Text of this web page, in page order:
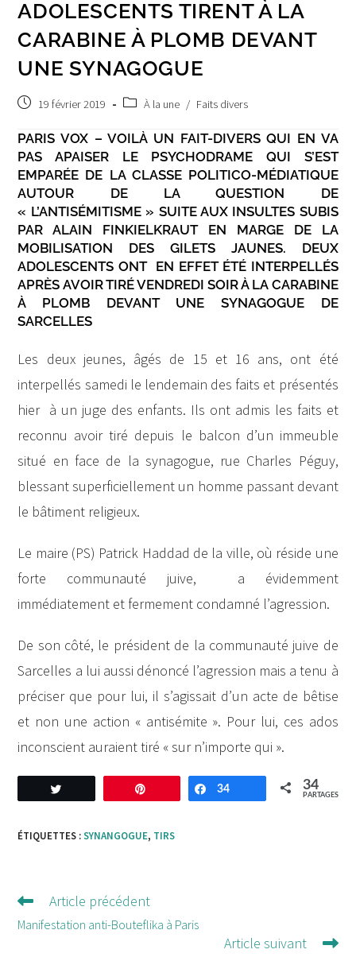
ADOLESCENTS TIRENT À LA
CARABINE À PLOMB DEVANT
UNE SYNAGOGUE
Post19 février 2019
PostÀ la une / Faits divers
PARIS VOX – VOILÀ UN FAIT-DIVERS QUI EN VA
PAS APAISER LE PSYCHODRAME QUI S’EST
EMPARÉE DE LA CLASSE POLITICO-MÉDIATIQUE
AUTOUR DE LA QUESTION DE
« L’ANTISÉMITISME » SUITE AUX INSULTES SUBIS
PAR ALAIN FINKIELKRAUT EN MARGE DE LA
MOBILISATION DES GILETS JAUNES. DEUX
ADOLESCENTS ONT EN EFFET ÉTÉ INTERPELLÉS
APRÈS AVOIR TIRÉ VENDREDI SOIR À LA CARABINE
À PLOMB DEVANT UNE SYNAGOGUE DE
SARCELLES
Les deux jeunes, âgés de 15 et 16 ans, ont été
interpellés samedi le lendemain des faits et présentés
hier à un juge des enfants. Ils ont admis les faits et
reconnu avoir tiré depuis le balcon d’un immeuble
situé en face de la synagogue, rue Charles Péguy,
blessant superficiellement un homme passant devant
le bâtiment religieux.
Le maire (PS) Patrick Haddad de la ville, où réside une
forte communauté juive, a évidemment
immédiatement et fermement condamné l’agression.
De son côté, le président de la communauté juive de
Sarcelles a lui aussi dénoncé l’agression mais a tenu à
préciser que pour lui, il s’agissait d’un acte de bêtise
et non une action « antisémite ». Pour lui, ces ados
inconscient auraient tiré « sur n’importe qui ».
Enregistrer Partagez
34 34
PARTAGES
ÉTIQUETTES : SYNANGOGUE, TIRS
Lire
d'autres
Article précédent
Manifestation anti-Bouteflika à Paris
Article suivant